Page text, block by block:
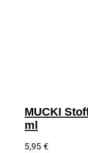
MUCKI
ml
5,95 €